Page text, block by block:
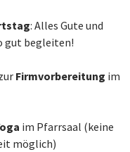
: Alles Gute und
gut begleiten!
Firmvorbereitung im
im Pfarrsaal (keine
möglich)